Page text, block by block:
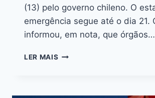
(13) pelo governo chileno. O
emergência segue até o dia 21.
informou, em nota, que órgãos…
LER MAIS